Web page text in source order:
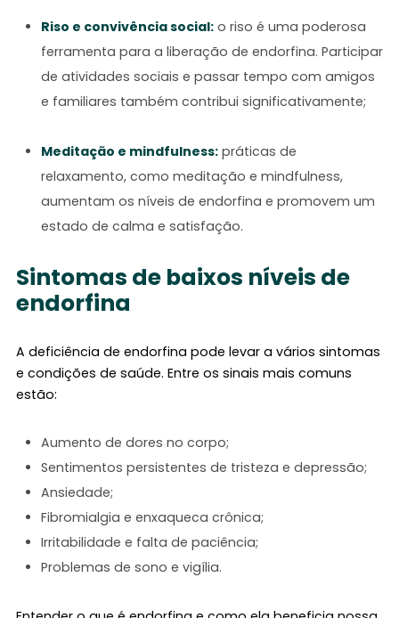
Riso e convivência social: o riso é uma poderosa
ferramenta para a liberação de endorfina. Participar
de atividades sociais e passar tempo com amigos
e familiares também contribui significativamente;
Meditação e mindfulness: práticas de
relaxamento, como meditação e mindfulness,
aumentam os níveis de endorfina e promovem um
estado de calma e satisfação.
Sintomas de baixos níveis de
endorfina
A deficiência de endorfina pode levar a vários sintomas
e condições de saúde. Entre os sinais mais comuns
estão:
Aumento de dores no corpo;
Sentimentos persistentes de tristeza e depressão;
Ansiedade;
Fibromialgia e enxaqueca crônica;
Irritabilidade e falta de paciência;
Problemas de sono e vigília.